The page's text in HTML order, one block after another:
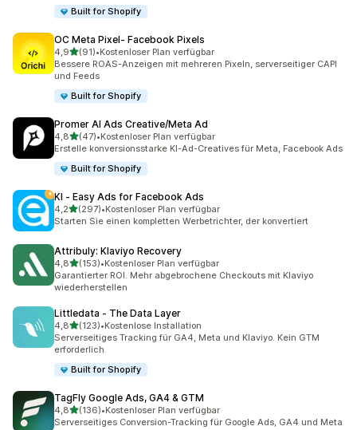
Built for Shopify
OC Meta Pixel‑ Facebook Pixels
4,9von 5 Sternen
(91)
91 Rezensionen insgesamt
•Kostenloser Plan verfügbar
Bessere ROAS-Anzeigen mit mehreren Pixeln, serverseitiger CAPI
und Feeds
Built for Shopify
Promer AI Ads Creative/Meta Ad
4,8von 5 Sternen
(47)
47 Rezensionen insgesamt
•Kostenloser Plan verfügbar
Erstelle konversionsstarke KI-Ad-Creatives für Meta, Facebook Ads
Built for Shopify
KI ‑ Easy Ads for Facebook Ads
4,2von 5 Sternen
(297)
297 Rezensionen insgesamt
•Kostenloser Plan verfügbar
Starten Sie einen kompletten Werbetrichter, der konvertiert
Attribuly: Klaviyo Recovery
4,8von 5 Sternen
(153)
153 Rezensionen insgesamt
•Kostenloser Plan verfügbar
Garantierter ROI. Mehr abgebrochene Checkouts mit Klaviyo
wiederherstellen
Littledata ‑ The Data Layer
4,8von 5 Sternen
(123)
123 Rezensionen insgesamt
•Kostenlose Installation
Serverseitiges Tracking für GA4, Meta und Klaviyo. Kein GTM
erforderlich.
Built for Shopify
TagFly Google Ads, GA4 & GTM
4,8von 5 Sternen
(136)
136 Rezensionen insgesamt
•Kostenloser Plan verfügbar
Serverseitiges Conversion-Tracking für Google Ads, GA4 und Meta